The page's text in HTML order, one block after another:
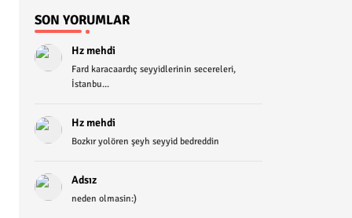
SON YORUMLAR
Hz mehdi
Fard karacaardıç seyyidlerinin secereleri,
İstanbu...
Hz mehdi
Bozkır yolören şeyh seyyid bedreddin
Adsız
neden olmasin:)